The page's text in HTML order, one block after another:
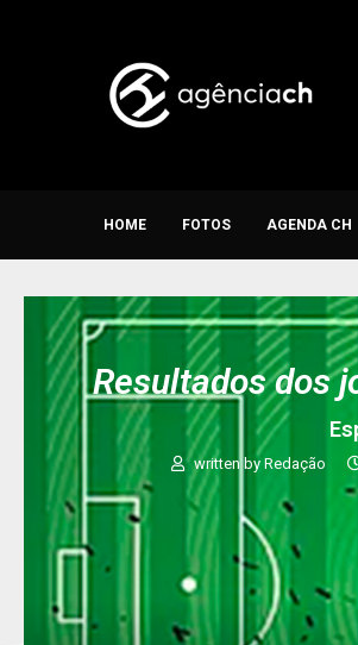
HOME FOTOS AGENDA CH
Resultados dos
written byRedação